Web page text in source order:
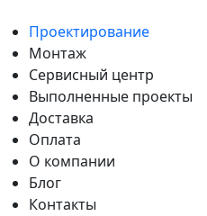
Проектирование
Монтаж
Сервисный центр
Выполненные проекты
Доставка
Оплата
О компании
Блог
Контакты